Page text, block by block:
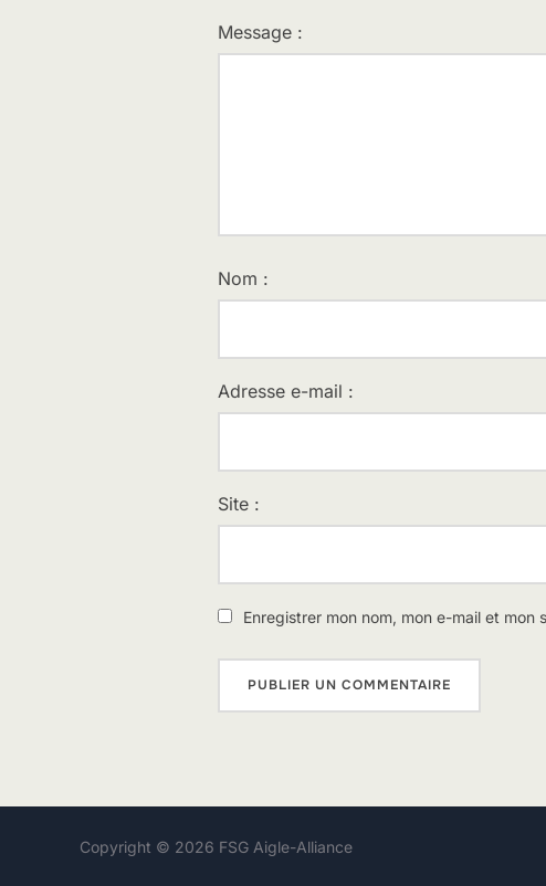
Message :
Nom :
Adresse e-mail :
Site :
Enregistrer mon nom, mon e-mail et
Copyright © 2026 FSG Aigle-Alliance